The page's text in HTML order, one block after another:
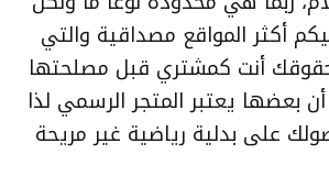
أكثر المواقع مصداقية والتي
أنت كمشتري قبل مصلحتها
بعضها يعتبر المتجر الرسمي لذا
على بدلية رياضية غير مريحة